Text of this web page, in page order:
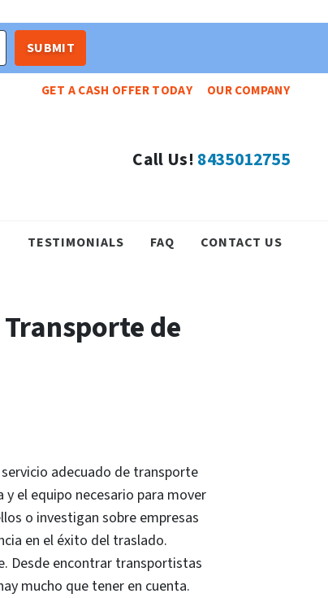
GET A CASH OFFER TODAY OUR COMPANY
Call Us!8435012755
TESTIMONIALS FAQ CONTACT US
de
adecuado de transporte
el equipo necesario para mover
o investigan sobre empresas
en el éxito del traslado.
Desde encontrar transportistas
mucho que tener en cuenta.